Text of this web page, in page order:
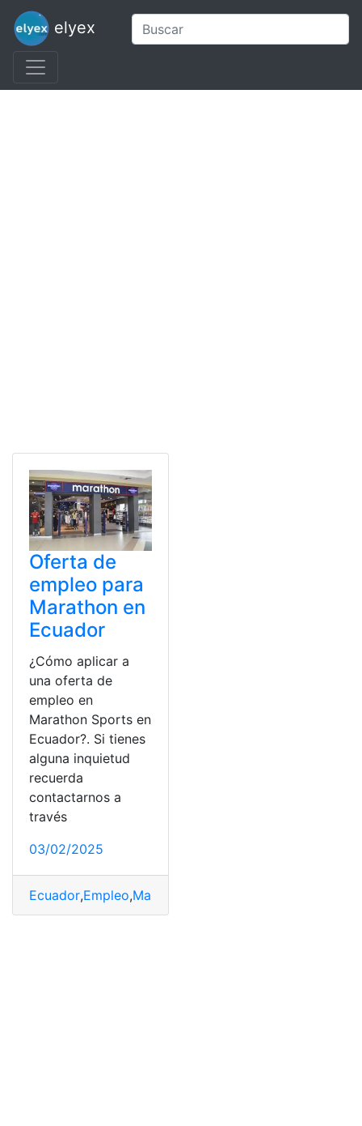
elyex
Oferta de
empleo para
Marathon en
Ecuador
¿Cómo aplicar a
una oferta de
empleo en
Marathon Sports en
Ecuador?. Si tienes
alguna inquietud
recuerda
contactarnos a
través
03/02/2025
Ecuador,Empleo,Marathon